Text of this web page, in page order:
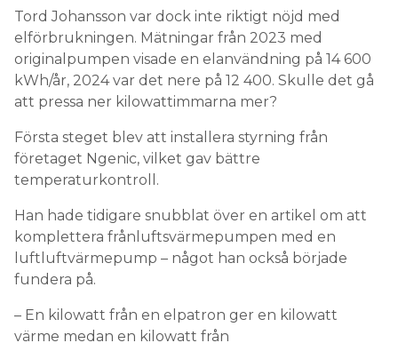
Tord Johansson var dock inte riktigt nöjd med
elförbrukningen. Mätningar från 2023 med
originalpumpen visade en elanvändning på 14 600
kWh/år, 2024 var det nere på 12 400. Skulle det gå
att pressa ner kilowattimmarna mer?
Första steget blev att installera styrning från
företaget Ngenic, vilket gav bättre
temperaturkontroll.
Han hade tidigare snubblat över en artikel om att
komplettera frånluftsvärmepumpen med en
luftluftvärmepump – något han också började
fundera på.
– En kilowatt från en elpatron ger en kilowatt
värme medan en kilowatt från